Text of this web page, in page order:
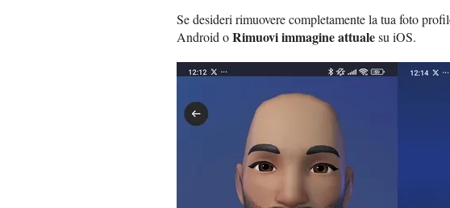
Se desideri rimuovere completamente la tua foto
Android oRimuovi immagine attualesu iOS.